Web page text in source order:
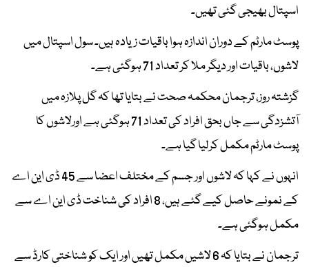
اسپتال بھیجی گئی تھیں۔
پوسٹ مارٹم کے دوران اندازہ ہوا باقیات زیادہ ہیں۔ سول اسپتال میں
لاشوں، باقیات اور دیگر ملا کر تعداد 71 ہوگئی ہے۔
گزشتہ روز، ترجمان محکمہ صحت نے بتایا تھا کہ گل پلازہ میں
آتشزدگی سے جاں بحق افراد کی تعداد 71 ہوگئی ہے اورلاشوں کا
پوسٹ مارٹم مکمل کرلیا گیا ہے۔
انہوں نے کہا کہ لاشوں اور جسم کے مختلف اعضا سے 45 ڈی این اے
کے نمونے حاصل کیے گئے ہیں، 8 افراد کی شناخت ڈی این اے سے
مکمل ہوگئی ہے۔
ترجمان نے بتایا کہ 6 لاشیں مکمل تھیں اور ایک کو شناختی کارڈ سے